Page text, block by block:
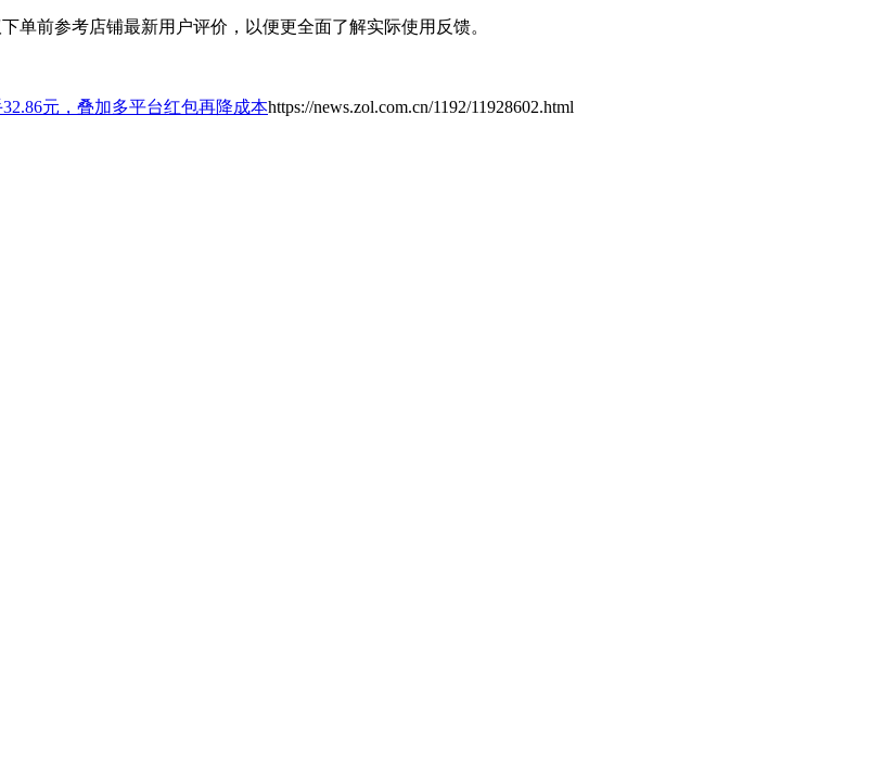
单前参考店铺最新用户评价，以便更全面了解实际使用反馈。
元，叠加多平台红包再降成本https://news.zol.com.cn/1192/11928602.html